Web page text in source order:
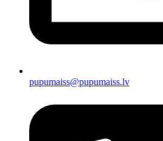
pupumaiss@pupumaiss.lv